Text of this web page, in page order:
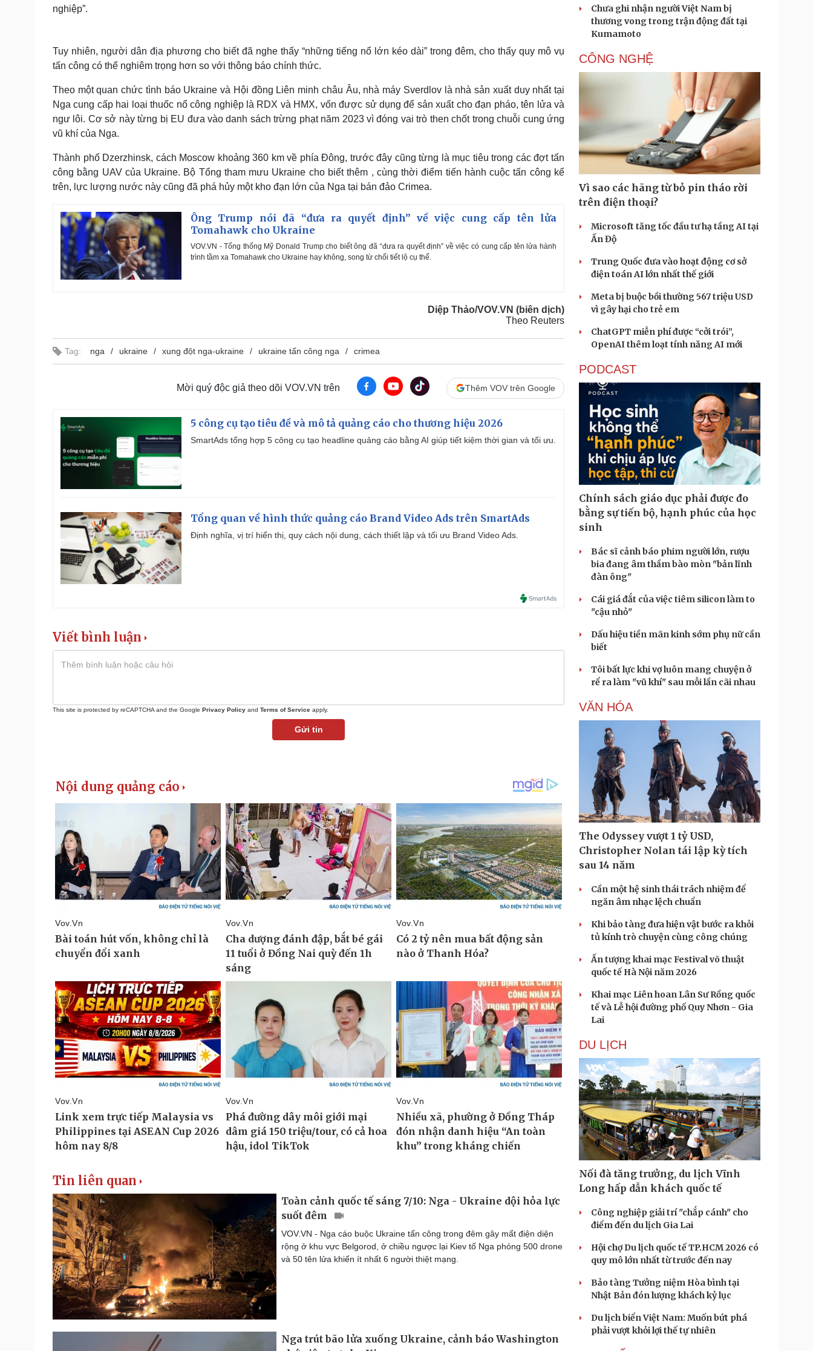
nghiệp”.
Tuy nhiên, người dân địa phương cho biết đã nghe thấy “những tiếng nổ lớn kéo dài” trong đêm, cho thấy quy mô vụ
tấn công có thể nghiêm trọng hơn so với thông báo chính thức.
Theo một quan chức tình báo Ukraine và Hội đồng Liên minh châu Âu, nhà máy Sverdlov là nhà sản xuất duy nhất tại
Nga cung cấp hai loại thuốc nổ công nghiệp là RDX và HMX, vốn được sử dụng để sản xuất cho đạn pháo, tên lửa và
ngư lôi. Cơ sở này từng bị EU đưa vào danh sách trừng phạt năm 2023 vì đóng vai trò then chốt trong chuỗi cung ứng
vũ khí của Nga.
Thành phố Dzerzhinsk, cách Moscow khoảng 360 km về phía Đông, trước đây cũng từng là mục tiêu trong các đợt tấn
công bằng UAV của Ukraine. Bộ Tổng tham mưu Ukraine cho biết thêm , cùng thời điểm tiến hành cuộc tấn công kể
trên, lực lượng nước này cũng đã phá hủy một kho đạn lớn của Nga tại bán đảo Crimea.
Ông Trump nói đã “đưa ra quyết định” về việc cung cấp tên lửa
Tomahawk cho Ukraine
VOV.VN - Tổng thống Mỹ Donald Trump cho biết ông đã “đưa ra quyết định” về việc có cung cấp tên lửa hành
trình tầm xa Tomahawk cho Ukraine hay không, song từ chối tiết lộ cụ thể.
Diệp Thảo/VOV.VN (biên dịch)
Theo Reuters
Tag: nga ukraine xung đột nga-ukraine ukraine tấn công nga crimea
Mời quý độc giả theo dõi VOV.VN trên Thêm VOV trên Google
5 công cụ tạo tiêu đề và mô tả quảng cáo cho thương hiệu 2026
SmartAds tổng hợp 5 công cụ tạo headline quảng cáo bằng AI giúp tiết kiệm thời gian và tối ưu.
Tổng quan về hình thức quảng cáo Brand Video Ads trên SmartAds
Định nghĩa, vị trí hiển thị, quy cách nội dung, cách thiết lập và tối ưu Brand Video Ads.
Viết bình luận
This site is protected by reCAPTCHA and the Google Privacy Policy and Terms of Service apply.
Gửi tin
Tin liên quan
Toàn cảnh quốc tế sáng 7/10: Nga - Ukraine dội hỏa lực
suốt đêm
VOV.VN - Nga cáo buộc Ukraine tấn công trong đêm gây mất điện diện
rộng ở khu vực Belgorod, ở chiều ngược lại Kiev tố Nga phóng 500 drone
và 50 tên lửa khiến ít nhất 6 người thiệt mạng.
Nga trút bão lửa xuống Ukraine, cảnh báo Washington
Chưa ghi nhận người Việt Nam bị
thương vong trong trận động đất tại
Kumamoto
CÔNG NGHỆ
Vì sao các hãng từ bỏ pin tháo rời
trên điện thoại?
Microsoft tăng tốc đầu tư hạ tầng AI tại
Ấn Độ
Trung Quốc đưa vào hoạt động cơ sở
điện toán AI lớn nhất thế giới
Meta bị buộc bồi thường 567 triệu USD
vì gây hại cho trẻ em
ChatGPT miễn phí được “cởi trói”,
OpenAI thêm loạt tính năng AI mới
PODCAST
Chính sách giáo dục phải được đo
bằng sự tiến bộ, hạnh phúc của học
sinh
Bác sĩ cảnh báo phim người lớn, rượu
bia đang âm thầm bào mòn "bản lĩnh
đàn ông"
Cái giá đắt của việc tiêm silicon làm to
"cậu nhỏ"
Dấu hiệu tiền mãn kinh sớm phụ nữ cần
biết
Tôi bất lực khi vợ luôn mang chuyện ở
rể ra làm "vũ khí" sau mỗi lần cãi nhau
VĂN HÓA
The Odyssey vượt 1 tỷ USD,
Christopher Nolan tái lập kỳ tích
sau 14 năm
Cần một hệ sinh thái trách nhiệm để
ngăn âm nhạc lệch chuẩn
Khi bảo tàng đưa hiện vật bước ra khỏi
tủ kính trò chuyện cùng công chúng
Ấn tượng khai mạc Festival võ thuật
quốc tế Hà Nội năm 2026
Khai mạc Liên hoan Lân Sư Rồng quốc
tế và Lễ hội đường phố Quy Nhơn - Gia
Lai
DU LỊCH
Nối đà tăng trưởng, du lịch Vĩnh
Long hấp dẫn khách quốc tế
Công nghiệp giải trí "chắp cánh" cho
điểm đến du lịch Gia Lai
Hội chợ Du lịch quốc tế TP.HCM 2026 có
quy mô lớn nhất từ trước đến nay
Bảo tàng Tưởng niệm Hòa bình tại
Nhật Bản đón lượng khách kỷ lục
Du lịch biển Việt Nam: Muốn bứt phá
phải vượt khỏi lợi thế tự nhiên